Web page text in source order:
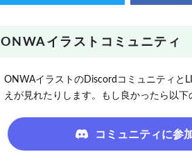
ONWAイラストコミュニティ
ONWAイラストのDiscordコミュニティと
えが見れたりします。もし良かったら以
コミュニティに参